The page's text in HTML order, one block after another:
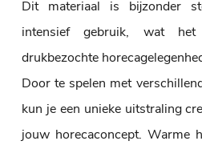
Dit materiaal is bijzonder
intensief gebruik, wat
drukbezochte
Door te spelen met
kun je een unieke uitstraling
jouw horecaconcept. Warme